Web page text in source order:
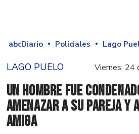
abcDiario Policiales Lago
LAGO PUELO Viernes, 24
Un hombre fue
amenazar a su pareja y
amiga